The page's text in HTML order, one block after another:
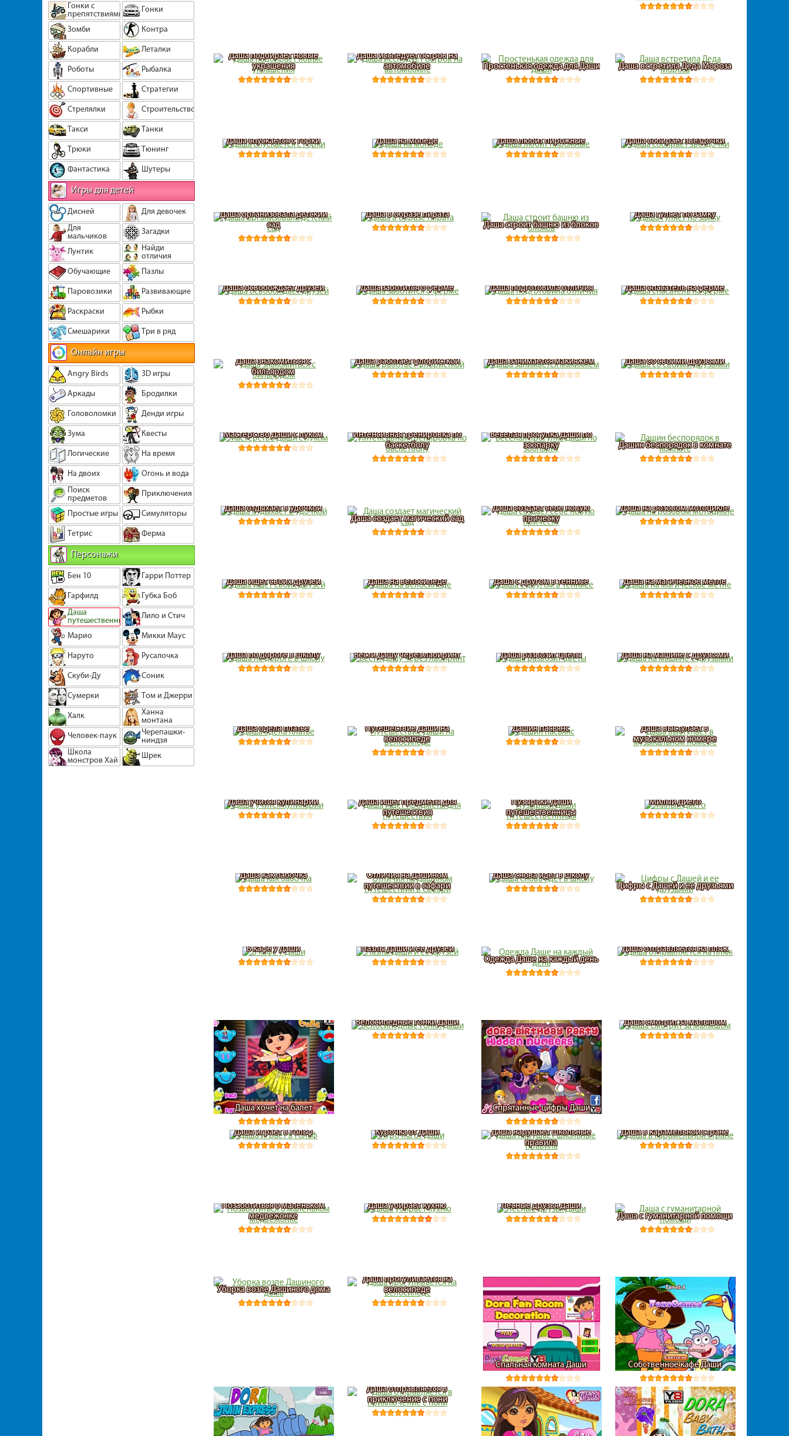
Гонки с
препятствиями
Гонки
Зомби
Контра
Корабли
Леталки
Роботы
Рыбалка
Спортивные
Стратегии
Стрелялки
Строительство
Такси
Танки
Трюки
Тюнинг
Фантастика
Шутеры
Игры для детей
Дисней
Для девочек
Для
мальчиков
Загадки
Лунтик
Найди
отличия
Обучающие
Пазлы
Паровозики
Развивающие
Раскраски
Рыбки
Смешарики
Три в ряд
Онлайн игры
Angry Birds
3D игры
Аркады
Бродилки
Головоломки
Денди игры
Зума
Квесты
Логические
На время
На двоих
Огонь и вода
Поиск
предметов
Приключения
Простые игры
Симуляторы
Тетрис
Ферма
Персонажи
Бен 10
Гарри Поттер
Гарфилд
Губка Боб
Даша
путешественница
Лило и Стич
Марио
Микки Маус
Наруто
Русалочка
Скуби-Ду
Соник
Сумерки
Том и Джерри
Халк
Ханна
монтана
Человек-паук
Черепашки-
ниндзя
Школа
монстров Хай
Шрек
Даша подбирает новые
украшения
Даша исследует остров на
автомобиле
Простенькая одежда для Даши Даша встретила Деда Мороза
Даша спускается с горки Даша на мопеде Даша любит пирожные Даша собирает звездочки
Даша организовала детский
сад
Даша в образе пирата
Даша строит башню из блоков
Даша гуляет по замку
Даша освобождает друзей Даша заботится о ферме Даша подготовила отличия Даша спасатель на ферме
Даша знакомиться с
бильярдом
Даша работает флористкой Даша занимается макияжем Даша со своими друзьями
Мастерство Даши с луком
Интенсивная тренировка по
баскетболу
Веселая прогулка Даши по
зоопарку
Дашин беспорядок в комнате
Даша отдыхает в удочкой
Даша создает магический сад
Даша создает себе новую
прическу
Даша на розовом мотоцикле
Даша ищет своих друзей Даша на велосипеде Даша с другом в теннисе Даша на магическое метле
Даша по дороге в школу Вести Дашу через лабиринт Даша развозит цветы Даша на машине с друзьями
Даша одела платье
Путешествие Даши на
велосипеде
Дашин пасьянс
Даша выступает в
музыкальном номере
Даша учится кулинарии
Даша ищет предметы для
путешествия
Пузырьки Даши
путешественницы
Милый Диего
Даша как бабочка
Отличия на Дашином
путешествии в сафари
Даша снова идет в школу
Цифры с Дашей и ее друзьями
В кафе у Даши
Пазлы Даши и ее друзей
Одежда Даше на каждый день
Даша отправляется на пляж
Даша хочет на балет
Велосипедные гонки Даши
Спрятанные цифры Даши
Даша смотрит за малышом
Даша играет в гольф Курочка от Даши
Даша нарушает школьные
правила
Даша в карамельной стране
Позаботиться о маленьком
медвежонке
Даша убирает кухню
Лесные друзья Даши
Даша с гуманитарной помощи
Уборка возле Дашиного дома
Даша прогуливается на
велосипеде
Спальная комната Даши Собственное кафе Даши
Даша отправляется в
приключение с пони